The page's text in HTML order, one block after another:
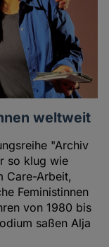
weltweit
"Archiv
so klug wie
Care-Arbeit,
Feministinnen
von 1980 bis
saßen Alja